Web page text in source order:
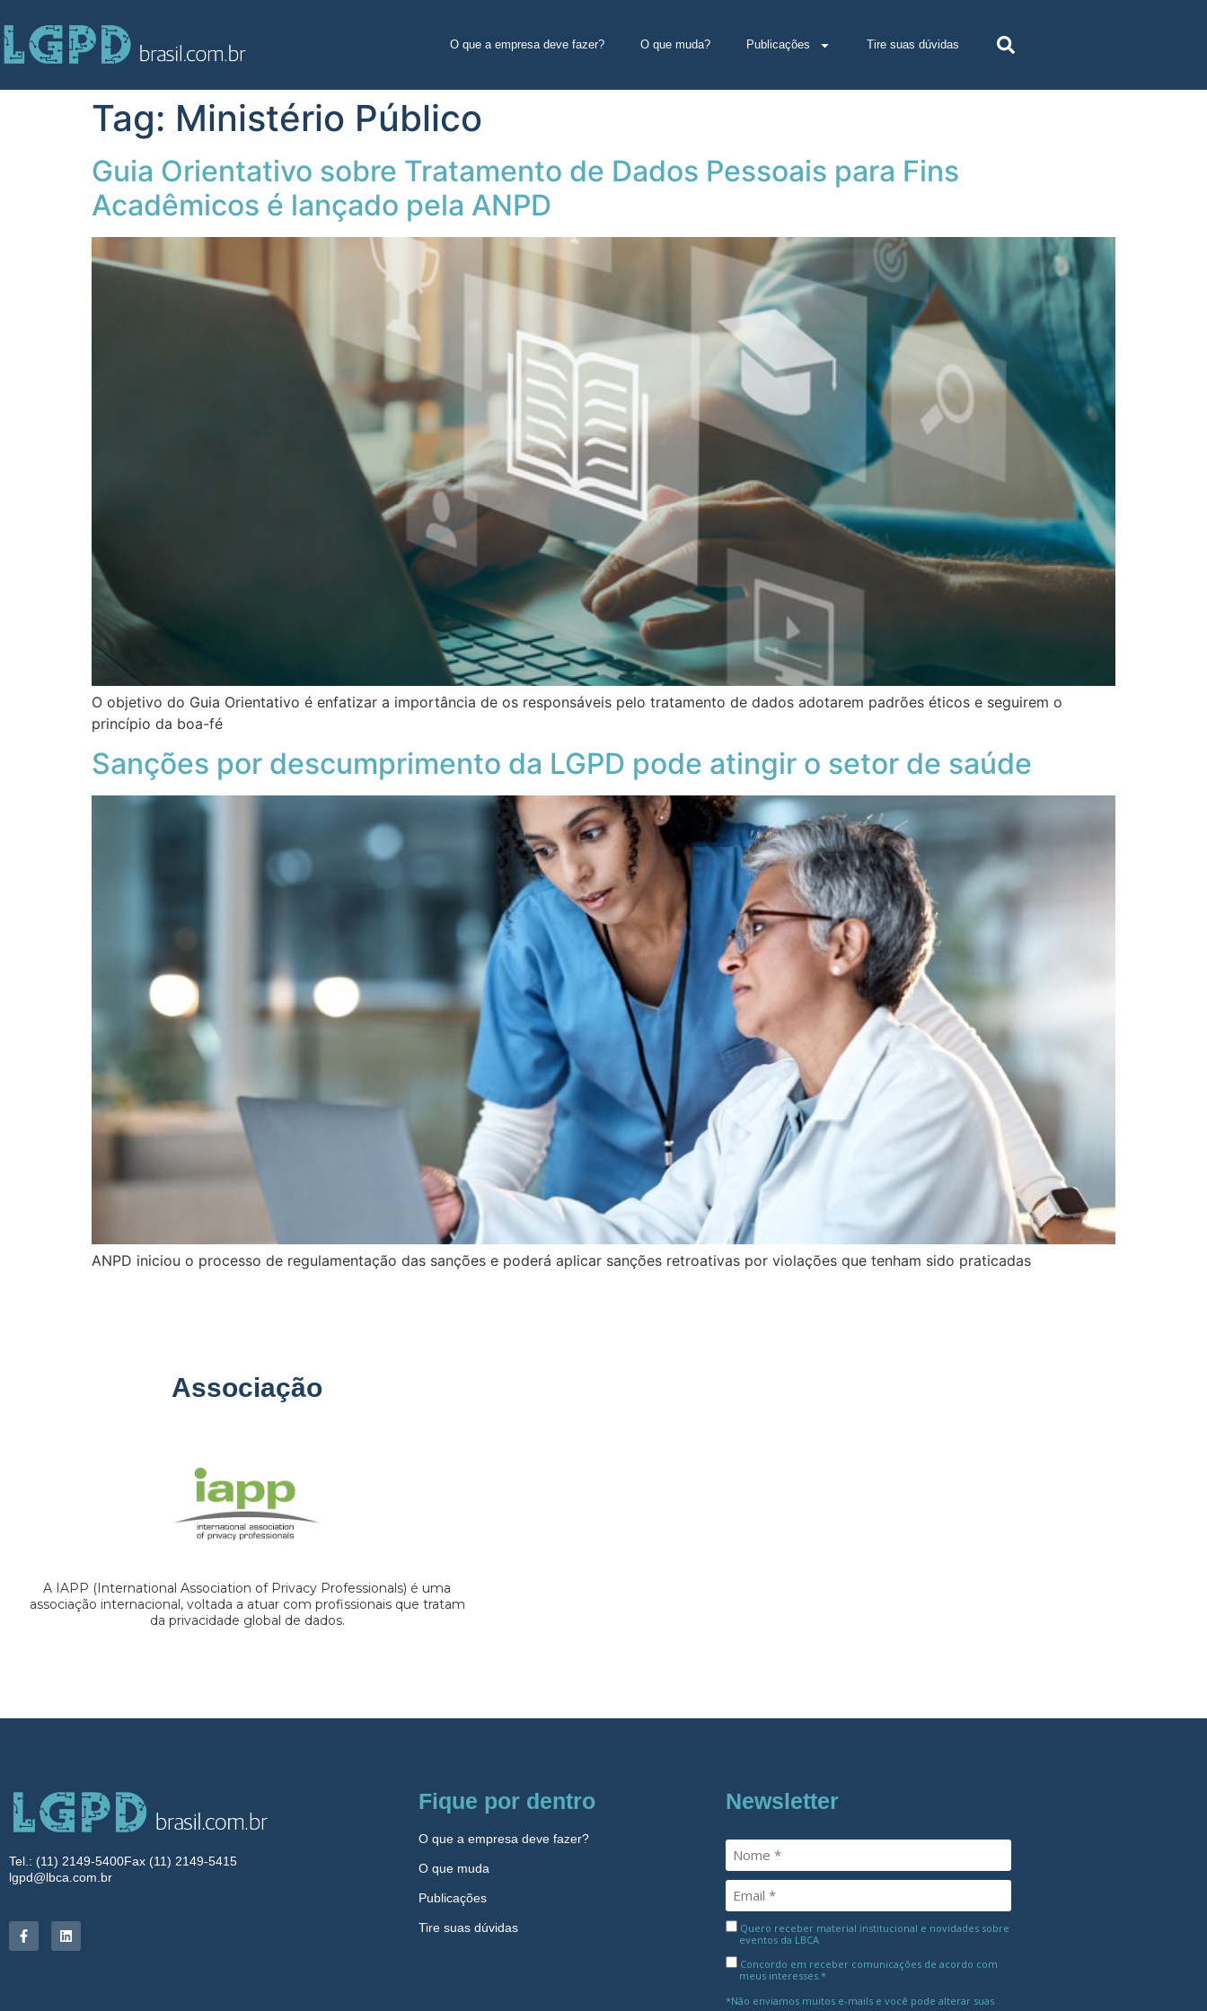
O que a empresa deve fazer? O que muda? Publicações Tire suas dúvidas
Tag: Ministério Público
Guia Orientativo sobre Tratamento de Dados Pessoais para Fins
Acadêmicos é lançado pela ANPD
O objetivo do Guia Orientativo é enfatizar a importância de os responsáveis pelo tratamento de dados adotarem padrões éticos e seguirem o
princípio da boa-fé
Sanções por descumprimento da LGPD pode atingir o setor de saúde
ANPD iniciou o processo de regulamentação das sanções e poderá aplicar sanções retroativas por violações que tenham sido praticadas
Associação
A IAPP (International Association of Privacy Professionals) é uma
associação internacional, voltada a atuar com profissionais que tratam
da privacidade global de dados.
Tel.: (11) 2149-5400Fax (11) 2149-5415
lgpd@lbca.com.br
Fique por dentro
O que a empresa deve fazer?
O que muda
Publicações
Tire suas dúvidas
Newsletter
Quero receber material institucional e novidades sobre
eventos da LBCA
Concordo em receber comunicações de acordo com
meus interesses.*
*Não enviamos muitos e-mails e você pode alterar suas